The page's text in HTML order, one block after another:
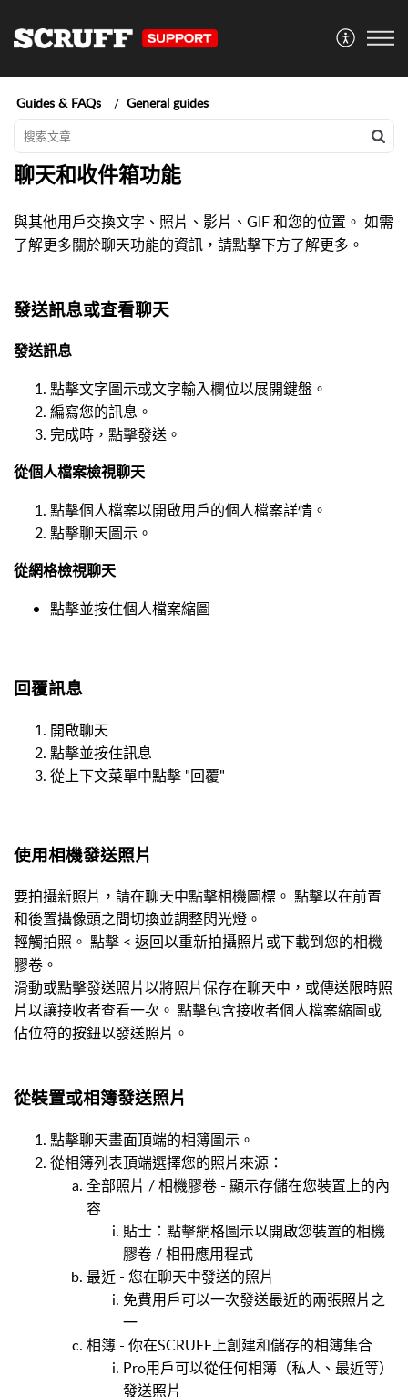
Guides & FAQs General guides
聊天和收件箱功能
與其他用戶交換文字、照片、影片、GIF 和您的位置。 如需
了解更多關於聊天功能的資訊，請點擊下方了解更多。
發送訊息或查看聊天
發送訊息
點擊文字圖示或文字輸入欄位以展開鍵盤。
編寫您的訊息。
完成時，點擊發送。
從個人檔案檢視聊天
點擊個人檔案以開啟用戶的個人檔案詳情。
點擊聊天圖示。
從網格檢視聊天
點擊並按住個人檔案縮圖
回覆訊息
開啟聊天
點擊並按住訊息
從上下文菜單中點擊 "回覆"
使用相機發送照片
要拍攝新照片，請在聊天中點擊相機圖標。 點擊以在前置
和後置攝像頭之間切換並調整閃光燈。
輕觸拍照。 點擊 < 返回以重新拍攝照片或下載到您的相機
膠卷。
滑動或點擊發送照片以將照片保存在聊天中，或傳送限時照
片以讓接收者查看一次。 點擊包含接收者個人檔案縮圖或
佔位符的按鈕以發送照片。
從裝置或相簿發送照片
點擊聊天畫面頂端的相簿圖示。
從相簿列表頂端選擇您的照片來源：
全部照片 / 相機膠卷 - 顯示存儲在您裝置上的內
容
貼士：點擊網格圖示以開啟您裝置的相機
膠卷 / 相冊應用程式
最近 - 您在聊天中發送的照片
免費用戶可以一次發送最近的兩張照片之
一
相簿 - 你在SCRUFF上創建和儲存的相簿集合
Pro用戶可以從任何相簿（私人、最近等）
發送照片